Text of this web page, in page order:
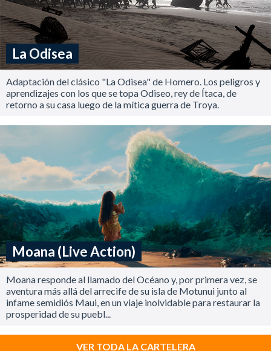
La Odisea
Adaptación del clásico "La Odisea" de Homero. Los peligros y
aprendizajes con los que se topa Odiseo, rey de Ítaca, de
retorno a su casa luego de la mítica guerra de Troya.
Moana (Live Action)
Moana responde al llamado del Océano y, por primera vez, se
aventura más allá del arrecife de su isla de Motunui junto al
infame semidiós Maui, en un viaje inolvidable para restaurar la
prosperidad de su puebl...
VER TODA LA CARTELERA